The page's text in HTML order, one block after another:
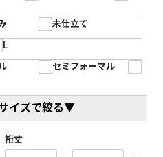
未仕立て
L
セミフォーマル
イズで絞る▼
裄丈